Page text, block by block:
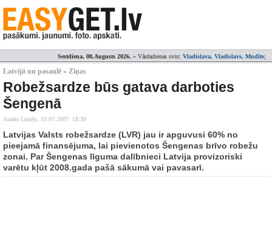
Sestdiena, 08.Augusts 2026. » Vārdadienas svin: Vladislava, Vladislavs, Mudīte;
Latvijā un pasaulē » Ziņas
Robežsardze būs gatava darboties
Šengenā
Ainārs Leijējs, 19.07.2007. 18:30
Latvijas Valsts robežsardze (LVR) jau ir apguvusi 60% no
pieejamā finansējuma, lai pievienotos Šengenas brīvo robežu
zonai. Par Šengenas līguma dalībnieci Latvija provizoriski
varētu kļūt 2008.gada pašā sākumā vai pavasarī.